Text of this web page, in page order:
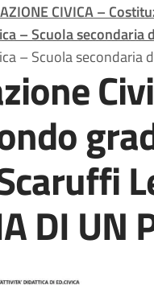
CIVICA –
– Scuola
– Scuola secondaria
DI UN